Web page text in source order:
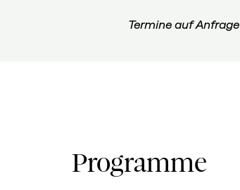
Termine auf Anfrage
Programme